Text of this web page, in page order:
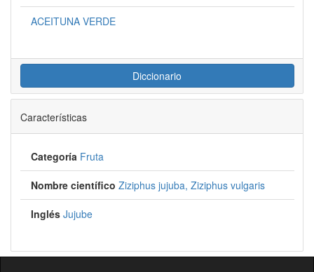
ACEITUNA VERDE
Diccionario
Características
Categoría Fruta
Nombre científico Ziziphus jujuba, Ziziphus vulgaris
Inglés Jujube